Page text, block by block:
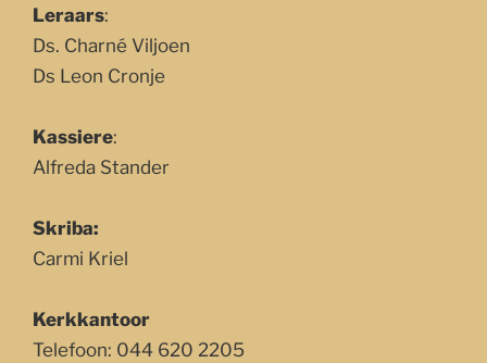
Leraars:
Ds. Charné Viljoen
Ds Leon Cronje
Kassiere:
Alfreda Stander
Skriba:
Carmi Kriel
Kerkkantoor
Telefoon: 044 620 2205